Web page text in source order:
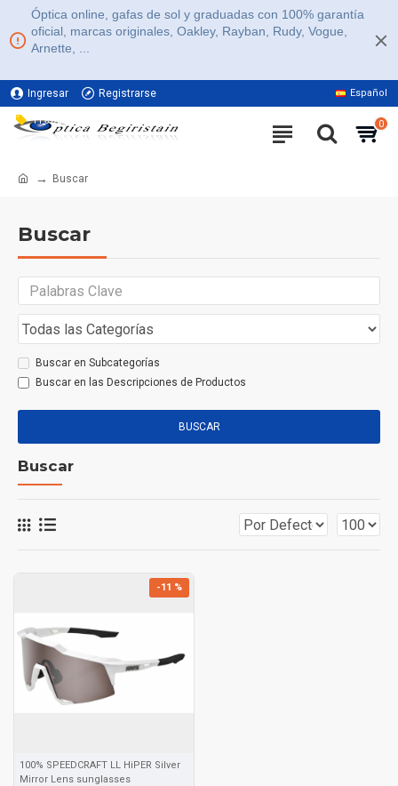
Óptica online, gafas de sol y graduadas con 100% garantía
oficial, marcas originales, Oakley, Rayban, Rudy, Vogue,
Arnette, ...
Ingresar Registrarse
11% DE DESCUENTO EN TODA LA WEB
Español
0
Buscar
Buscar
Buscar en Subcategorías
Buscar en las Descripciones de Productos
BUSCAR
Buscar
-11 %
100% SPEEDCRAFT LL HiPER Silver
Mirror Lens sunglasses